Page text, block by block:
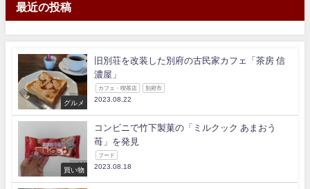
最近の投稿
グルメ
旧別荘を改装した別府の古民家カフェ「茶房 信
濃屋」
カフェ・喫茶店 別府市
2023.08.22
買い物
コンビニで竹下製菓の「ミルクック あまおう
苺」を発見
フード
2023.08.18